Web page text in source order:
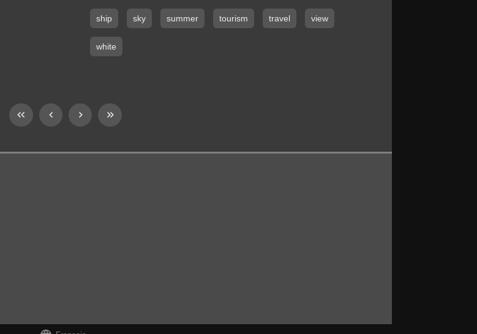
ship sky summer tourism travel view
white